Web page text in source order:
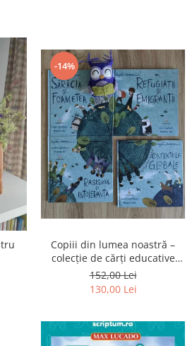
-14%
Copiii din lumea noastră –
colecție de cărți educative
pentru copii
152,00 Lei
130,00 Lei